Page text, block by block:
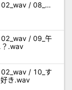
02_wav / 08_…
/ 09_午
.wav
/ 10_す
き.wav